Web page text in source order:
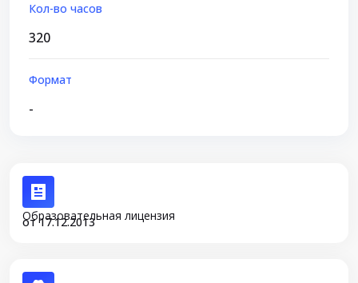
Кол-во часов
320
Формат
-
Образовательная лицензия
от 17.12.2013